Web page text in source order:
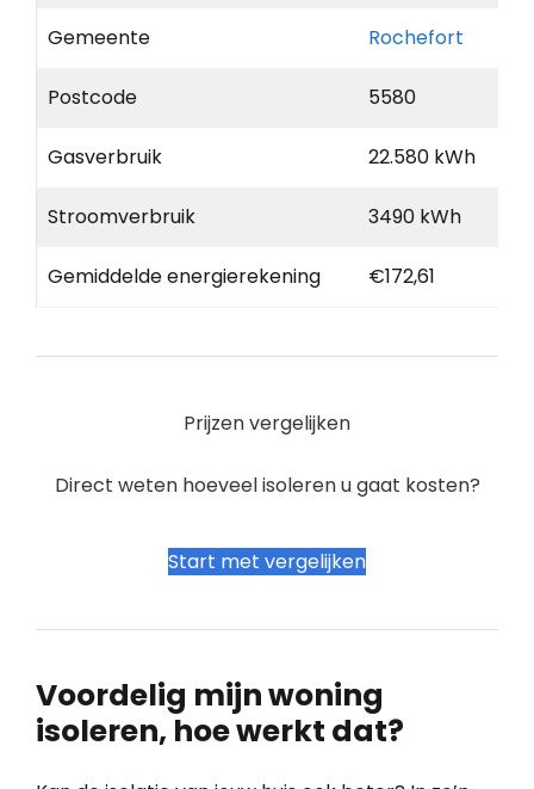
Gemeente Rochefort
Postcode 5580
Gasverbruik 22.580 kWh
Stroomverbruik 3490 kWh
Gemiddelde energierekening €172,61
Prijzen vergelijken
Direct weten hoeveel isoleren u gaat kosten?
Start met vergelijken
Voordelig mijn woning
isoleren, hoe werkt dat?